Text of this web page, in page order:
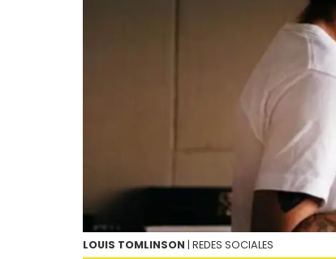
LOUIS TOMLINSON | REDES SOCIALES